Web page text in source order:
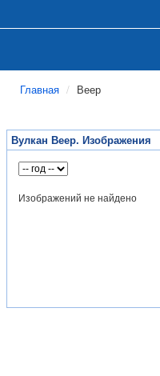
Главная Веер
Вулкан Веер. Изображения
Изображений не найдено